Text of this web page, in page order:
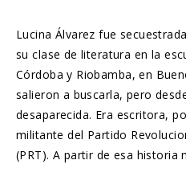
Lucina Álvarez fue
su clase de literatura en la
Córdoba y Riobamba, en
salieron a buscarla, pero
desaparecida. Era escritora,
militante del Partido
(PRT). A partir de esa historia